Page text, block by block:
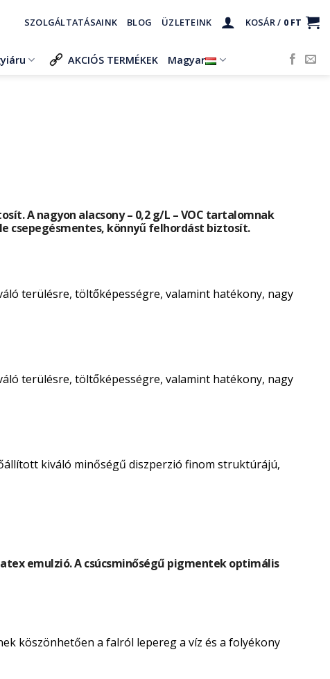
SZOLGÁLTATÁSAINK BLOG ÜZLETEINK KOSÁR / 0 FT
AKCIÓS TERMÉKEK Magyar
A nagyon alacsony – 0,2 g/L – VOC tartalomnak
csepegésmentes, könnyű felhordást biztosít.
terülésre, töltőképességre, valamint hatékony, nagy
terülésre, töltőképességre, valamint hatékony, nagy
kiváló minőségű diszperzió finom struktúrájú,
emulzió. A csúcsminőségű pigmentek optimális
köszönhetően a falról lepereg a víz és a folyékony